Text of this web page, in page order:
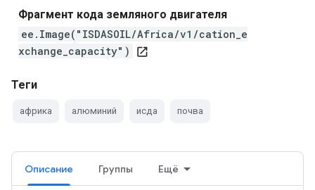
Фрагмент кода земляного двигателя
ee.Image("ISDASOIL/Africa/v1/cation_e
xchange_capacity")
open_in_new
Теги
африка алюминий исда почва
Описание Группы Ещё